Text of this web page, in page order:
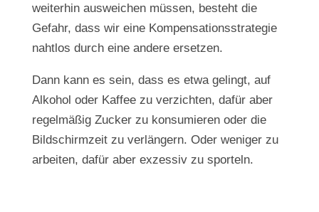
weiterhin ausweichen müssen, besteht die
Gefahr, dass wir eine Kompensationsstrategie
nahtlos durch eine andere ersetzen.
Dann kann es sein, dass es etwa gelingt, auf
Alkohol oder Kaffee zu verzichten, dafür aber
regelmäßig Zucker zu konsumieren oder die
Bildschirmzeit zu verlängern. Oder weniger zu
arbeiten, dafür aber exzessiv zu sporteln.